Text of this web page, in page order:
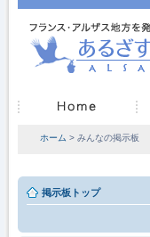
ホーム > みんなの掲示板
掲示板トップ